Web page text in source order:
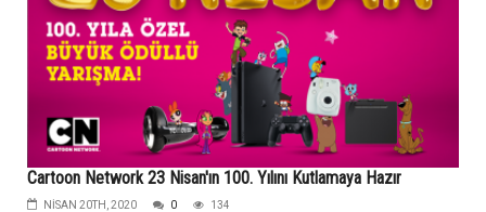
Cartoon Network 23 Nisan'ın 100. Yılını Kutlamaya Hazır
NISAN 20TH, 2020 0 134